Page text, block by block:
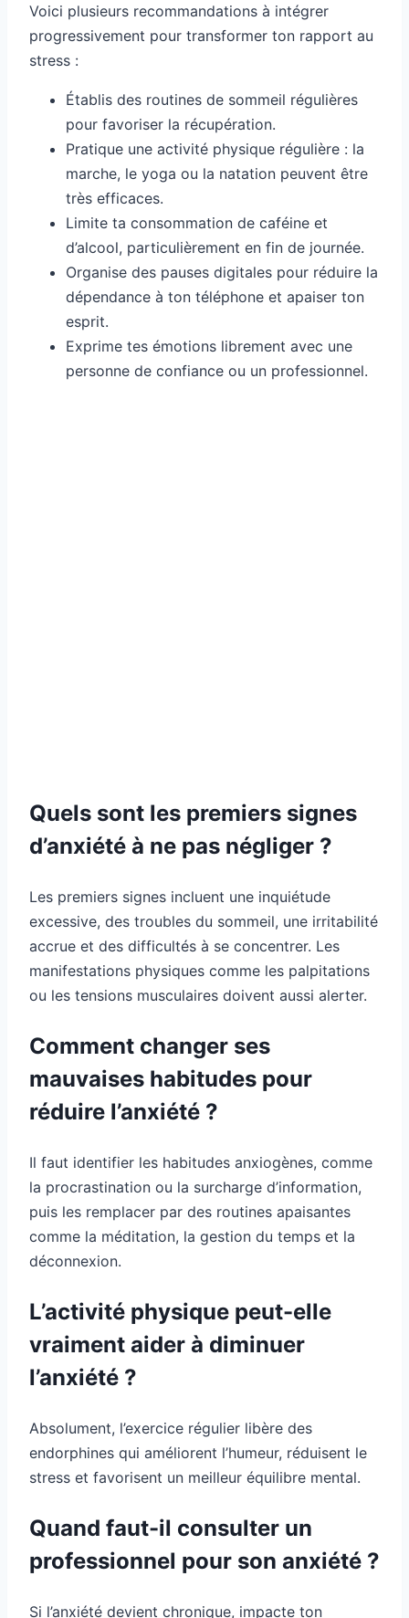
Voici plusieurs recommandations à intégrer
progressivement pour transformer ton rapport au
stress :
Établis des routines de sommeil régulières
pour favoriser la récupération.
Pratique une activité physique régulière : la
marche, le yoga ou la natation peuvent être
très efficaces.
Limite ta consommation de caféine et
d’alcool, particulièrement en fin de journée.
Organise des pauses digitales pour réduire la
dépendance à ton téléphone et apaiser ton
esprit.
Exprime tes émotions librement avec une
personne de confiance ou un professionnel.
Quels sont les premiers signes
d’anxiété à ne pas négliger ?
Les premiers signes incluent une inquiétude
excessive, des troubles du sommeil, une irritabilité
accrue et des difficultés à se concentrer. Les
manifestations physiques comme les palpitations
ou les tensions musculaires doivent aussi alerter.
Comment changer ses
mauvaises habitudes pour
réduire l’anxiété ?
Il faut identifier les habitudes anxiogènes, comme
la procrastination ou la surcharge d’information,
puis les remplacer par des routines apaisantes
comme la méditation, la gestion du temps et la
déconnexion.
L’activité physique peut-elle
vraiment aider à diminuer
l’anxiété ?
Absolument, l’exercice régulier libère des
endorphines qui améliorent l’humeur, réduisent le
stress et favorisent un meilleur équilibre mental.
Quand faut-il consulter un
professionnel pour son anxiété ?
Si l’anxiété devient chronique, impacte ton